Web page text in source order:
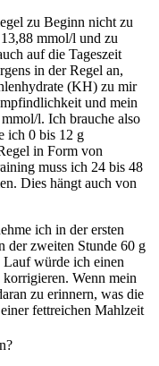
zu Beginn nicht zu
mmol/l und zu
auf die Tageszeit
in der Regel an,
(KH) zu mir
und mein
l. Ich brauche also
ich 0 bis 12 g
in Form von
muss ich 24 bis 48
Dies hängt auch von
ich in der ersten
der zweiten Stunde 60 g
würde ich einen
Wenn mein
zu erinnern, was die
fettreichen Mahlzeit